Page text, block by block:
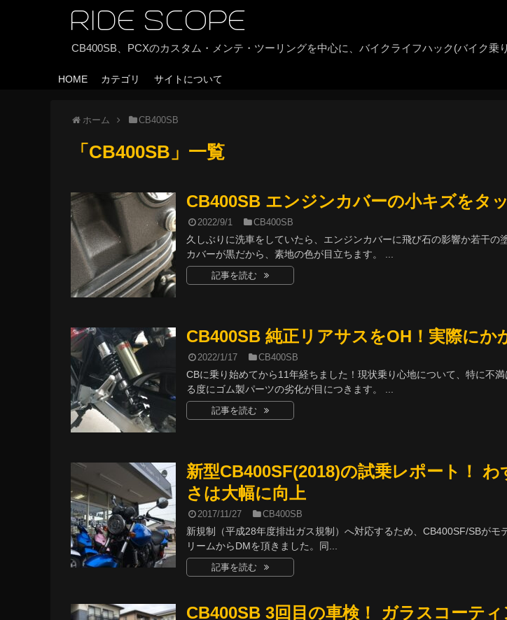
RIDE SCOPE
CB400SB、PCXのカスタム・メンテ・ツーリングを中心に、バイクライフハック(バイク乗
HOME カテゴリ サイトについて
ホーム CB400SB
「 CB400SB 」 一覧
CB400SB エンジンカバーの小キズをタ
2022/9/1 CB400SB
久しぶりに洗車をしていたら、エンジンカバーに飛び石の影響か若干の
カバーが黒だから、素地の色が目立ちます。 ...
記事を読む
CB400SB 純正リアサスをOH！実際にか
2022/1/17 CB400SB
CBに乗り始めてから11年経ちました！現状乗り心地について、特に不
る度にゴム製パーツの劣化が目につきます。 ...
記事を読む
新型CB400SF(2018)の試乗レポート！ わ
さは大幅に向上
2017/11/27 CB400SB
新規制（平成28年度排出ガス規制）へ対応するため、CB400SF/SBがモ
リームからDMを頂きました。同...
記事を読む
CB400SB 3回目の車検！ ガラスコーテ
HOME
History
サイトマップ